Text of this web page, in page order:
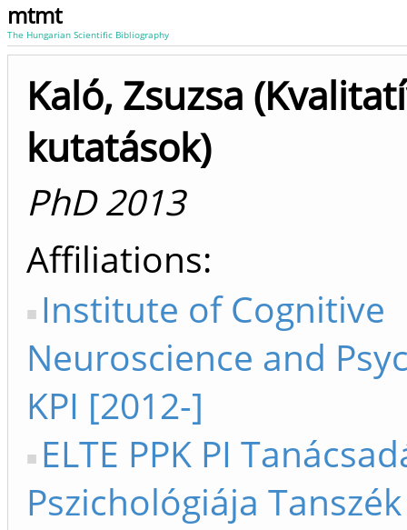
mtmt
The Hungarian Scientific Bibliography
Kaló, Zsuzsa
kutatások)
PhD 2013
Affiliations
Institute of Cognitive
Neuroscience and
KPI [2012-]
ELTE PPK PI
Pszichológiája Tanszék